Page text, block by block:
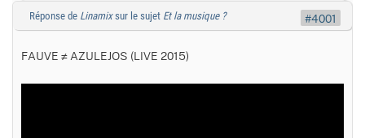
Réponse de Linamixsur le sujet Et la musique ?
FAUVE ≠ AZULEJOS (LIVE 2015)
#4001